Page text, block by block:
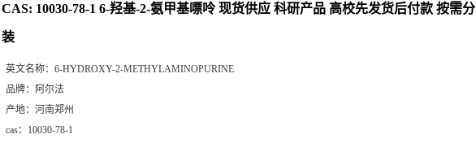
CAS: 10030-78-1 6-羟基-2-氨甲基嘌呤 现货供应 科研产品 高校先发货后付款 按需分
装
英文名称： 6-HYDROXY-2-METHYLAMINOPURINE
品牌： 阿尔法
产地： 河南郑州
cas： 10030-78-1